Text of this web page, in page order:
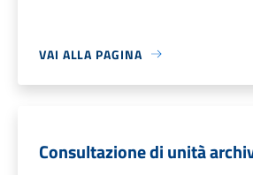
VAI ALLA PAGINA
Consultazione di unità